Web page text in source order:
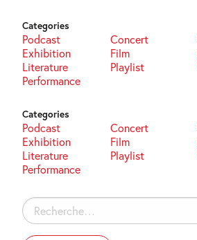
Categories
Podcast Concert
Exhibition
Film
Literature
Playlist
Performance
Categories
Podcast Concert
Exhibition
Film
Literature
Playlist
Performance
Rechercher :